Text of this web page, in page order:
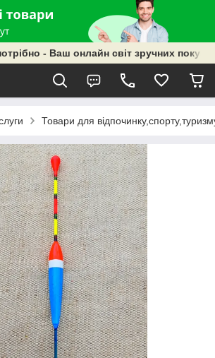
- Ваш онлайн світ зручних
Товари для